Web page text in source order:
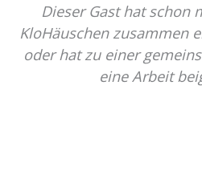
Dieser Gast hat schon
KloHäuschen zusammen
oder hat zu einer
eine Arbeit